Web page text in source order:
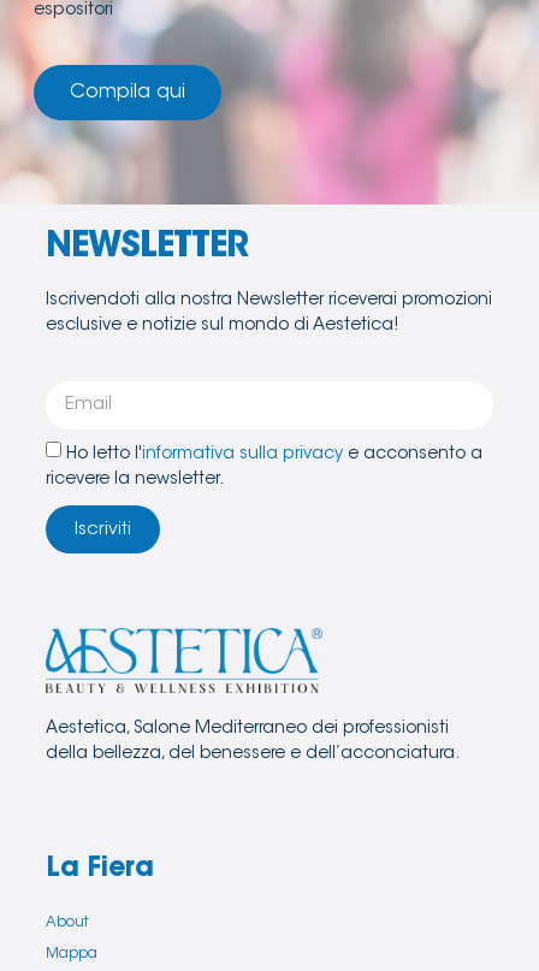
espositori
Compila qui
NEWSLETTER
Iscrivendoti alla nostra Newsletter riceverai promozioni
esclusive e notizie sul mondo di Aestetica!
Ho letto l'informativa sulla privacy e acconsento a
ricevere la newsletter.
Iscriviti
Aestetica, Salone Mediterraneo dei professionisti
della bellezza, del benessere e dell’acconciatura.
La Fiera
About
Mappa